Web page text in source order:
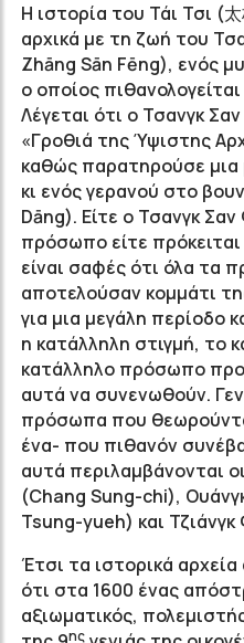
Η ιστορία του Τάι Τσι (
αρχικά με τη ζωή του
Zhāng Sān Fēng), ενός
ο οποίος
Λέγεται ότι ο Τσανγκ
«Γροθιά της Ύψιστης
καθώς παρατηρούσε μια
κι ενός γερανού στο
Dāng). Είτε ο Τσανγκ
πρόσωπο είτε
είναι σαφές ότι όλα τα
αποτελούσαν κομμάτι
για μια μεγάλη περίοδο
η κατάλληλη στιγμή, το
κατάλληλο πρόσωπο
αυτά να συνενωθούν.
πρόσωπα που
ένα- που πιθανόν
αυτά περιλαμβάνονται
(Chang Sung-chi),
Tsung-yueh) και
Έτσι τα ιστορικά
ότι στα 1600 ένας
αξιωματικός,
ης